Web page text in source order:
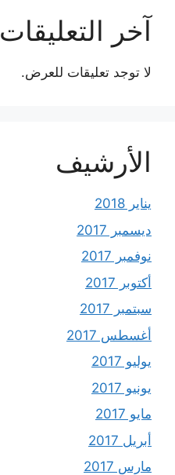
آخر التعليقات
لا توجد تعليقات للعرض.
الأرشيف
يناير 2018
ديسمبر 2017
نوفمبر 2017
أكتوبر 2017
سبتمبر 2017
أغسطس 2017
يوليو 2017
يونيو 2017
مايو 2017
أبريل 2017
مارس 2017